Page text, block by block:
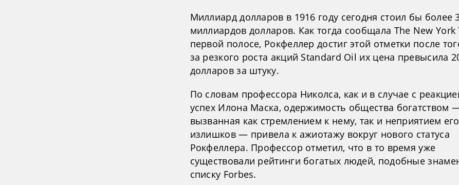
Миллиард долларов в 1916 году сегодня стоил бы более
миллиардов долларов. Как тогда сообщала The New York
первой полосе, Рокфеллер достиг этой отметки после
за резкого роста акций Standard Oil их цена превысила
долларов за штуку.
По словам профессора Николса, как и в случае с
успех Илона Маска, одержимость общества богатством
вызванная как стремлением к нему, так и неприятием его
излишков — привела к ажиотажу вокруг нового статуса
Рокфеллера. Профессор отметил, что в то время уже
существовали рейтинги богатых людей, подобные
списку Forbes.